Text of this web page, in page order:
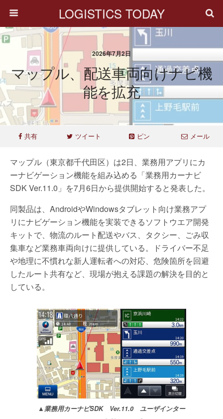
LOGISTICS TODAY
2026年7月2日
マップル、配送車両向けナビ機
能を拡充
共有 ツイート ピン メール
マップル（東京都千代田区）は2日、業務用アプリにカ
ーナビゲーション機能を組み込める「業務用カーナビ
SDK Ver.11.0」を7月6日から提供開始すると発表した。
同製品は、AndroidやWindowsタブレット向け業務アプ
リにナビゲーション機能を実装できるソフトウエア開発
キットで、物流のルート配送やバス、タクシー、ごみ収
集車など業務車両向けに提供している。ドライバー不足
や地理に不慣れな新人運転者への対応、危険箇所を回避
したルート共有など、現場が抱える課題の解決を目的と
している。
▲業務用カーナビSDK Ver.11.0 ユーザインター